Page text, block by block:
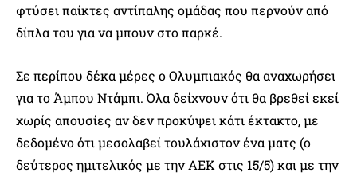
φτύσει παίκτες αντίπαλης ομάδας που περνούν από
δίπλα του για να μπουν στο παρκέ.
Σε περίπου δέκα μέρες ο Ολυμπιακός θα αναχωρήσει
για το Άμπου Ντάμπι. Όλα δείχνουν ότι θα βρεθεί εκεί
χωρίς απουσίες αν δεν προκύψει κάτι έκτακτο, με
δεδομένο ότι μεσολαβεί τουλάχιστον ένα ματς (ο
δεύτερος ημιτελικός με την ΑΕΚ στις 15/5) και με την